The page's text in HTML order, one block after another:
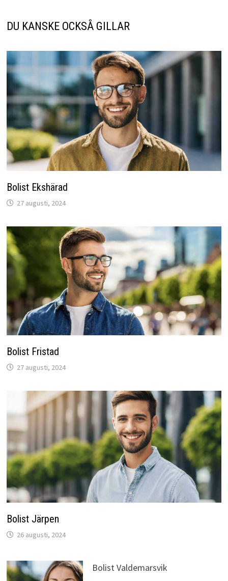
DU KANSKE OCKSÅ GILLAR
Bolist Ekshärad
27 augusti, 2024
Bolist Fristad
27 augusti, 2024
Bolist Järpen
26 augusti, 2024
Bolist Valdemarsvik